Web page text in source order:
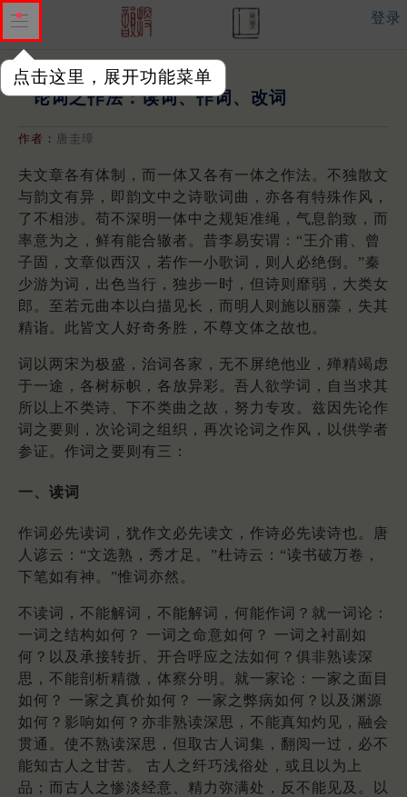
点击这里，展开功能菜单
登录
论词之作法：读词、作词、改词
作者： 唐圭璋
夫文章各有体制，而一体又各有一体之作法。不独散文
与韵文有异，即韵文中之诗歌词曲，亦各有特殊作风，
了不相涉。苟不深明一体中之规矩准绳，气息韵致，而
率意为之，鲜有能合辙者。昔李易安谓：“王介甫、曾
子固，文章似西汉，若作一小歌词，则人必绝倒。”秦
少游为词，出色当行，独步一时，但诗则靡弱，大类女
郎。至若元曲本以白描见长，而明人则施以丽藻，失其
精诣。此皆文人好奇务胜，不尊文体之故也。
词以两宋为极盛，治词各家，无不屏绝他业，殚精竭虑
于一途，各树标帜，各放异彩。吾人欲学词，自当求其
所以上不类诗、下不类曲之故，努力专攻。兹因先论作
词之要则，次论词之组织，再次论词之作风，以供学者
参证。作词之要则有三：
一、读词
作词必先读词，犹作文必先读文，作诗必先读诗也。唐
人谚云：“文选熟，秀才足。”杜诗云：“读书破万卷，
下笔如有神。”惟词亦然。
不读词，不能解词，不能解词，何能作词？就一词论：
一词之结构如何？ 一词之命意如何？ 一词之衬副如
何？以及承接转折、开合呼应之法如何？俱非熟读深
思，不能剖析精微，体察分明。就一家论：一家之面目
如何？ 一家之真价如何？ 一家之弊病如何？以及渊源
如何？影响如何？亦非熟读深思，不能真知灼见，融会
贯通。使不熟读深思，但取古人词集，翻阅一过，必不
能知古人之甘苦。 古人之纤巧浅俗处，或且以为上
品；而古人之惨淡经意、精力弥满处，反不能见及。以